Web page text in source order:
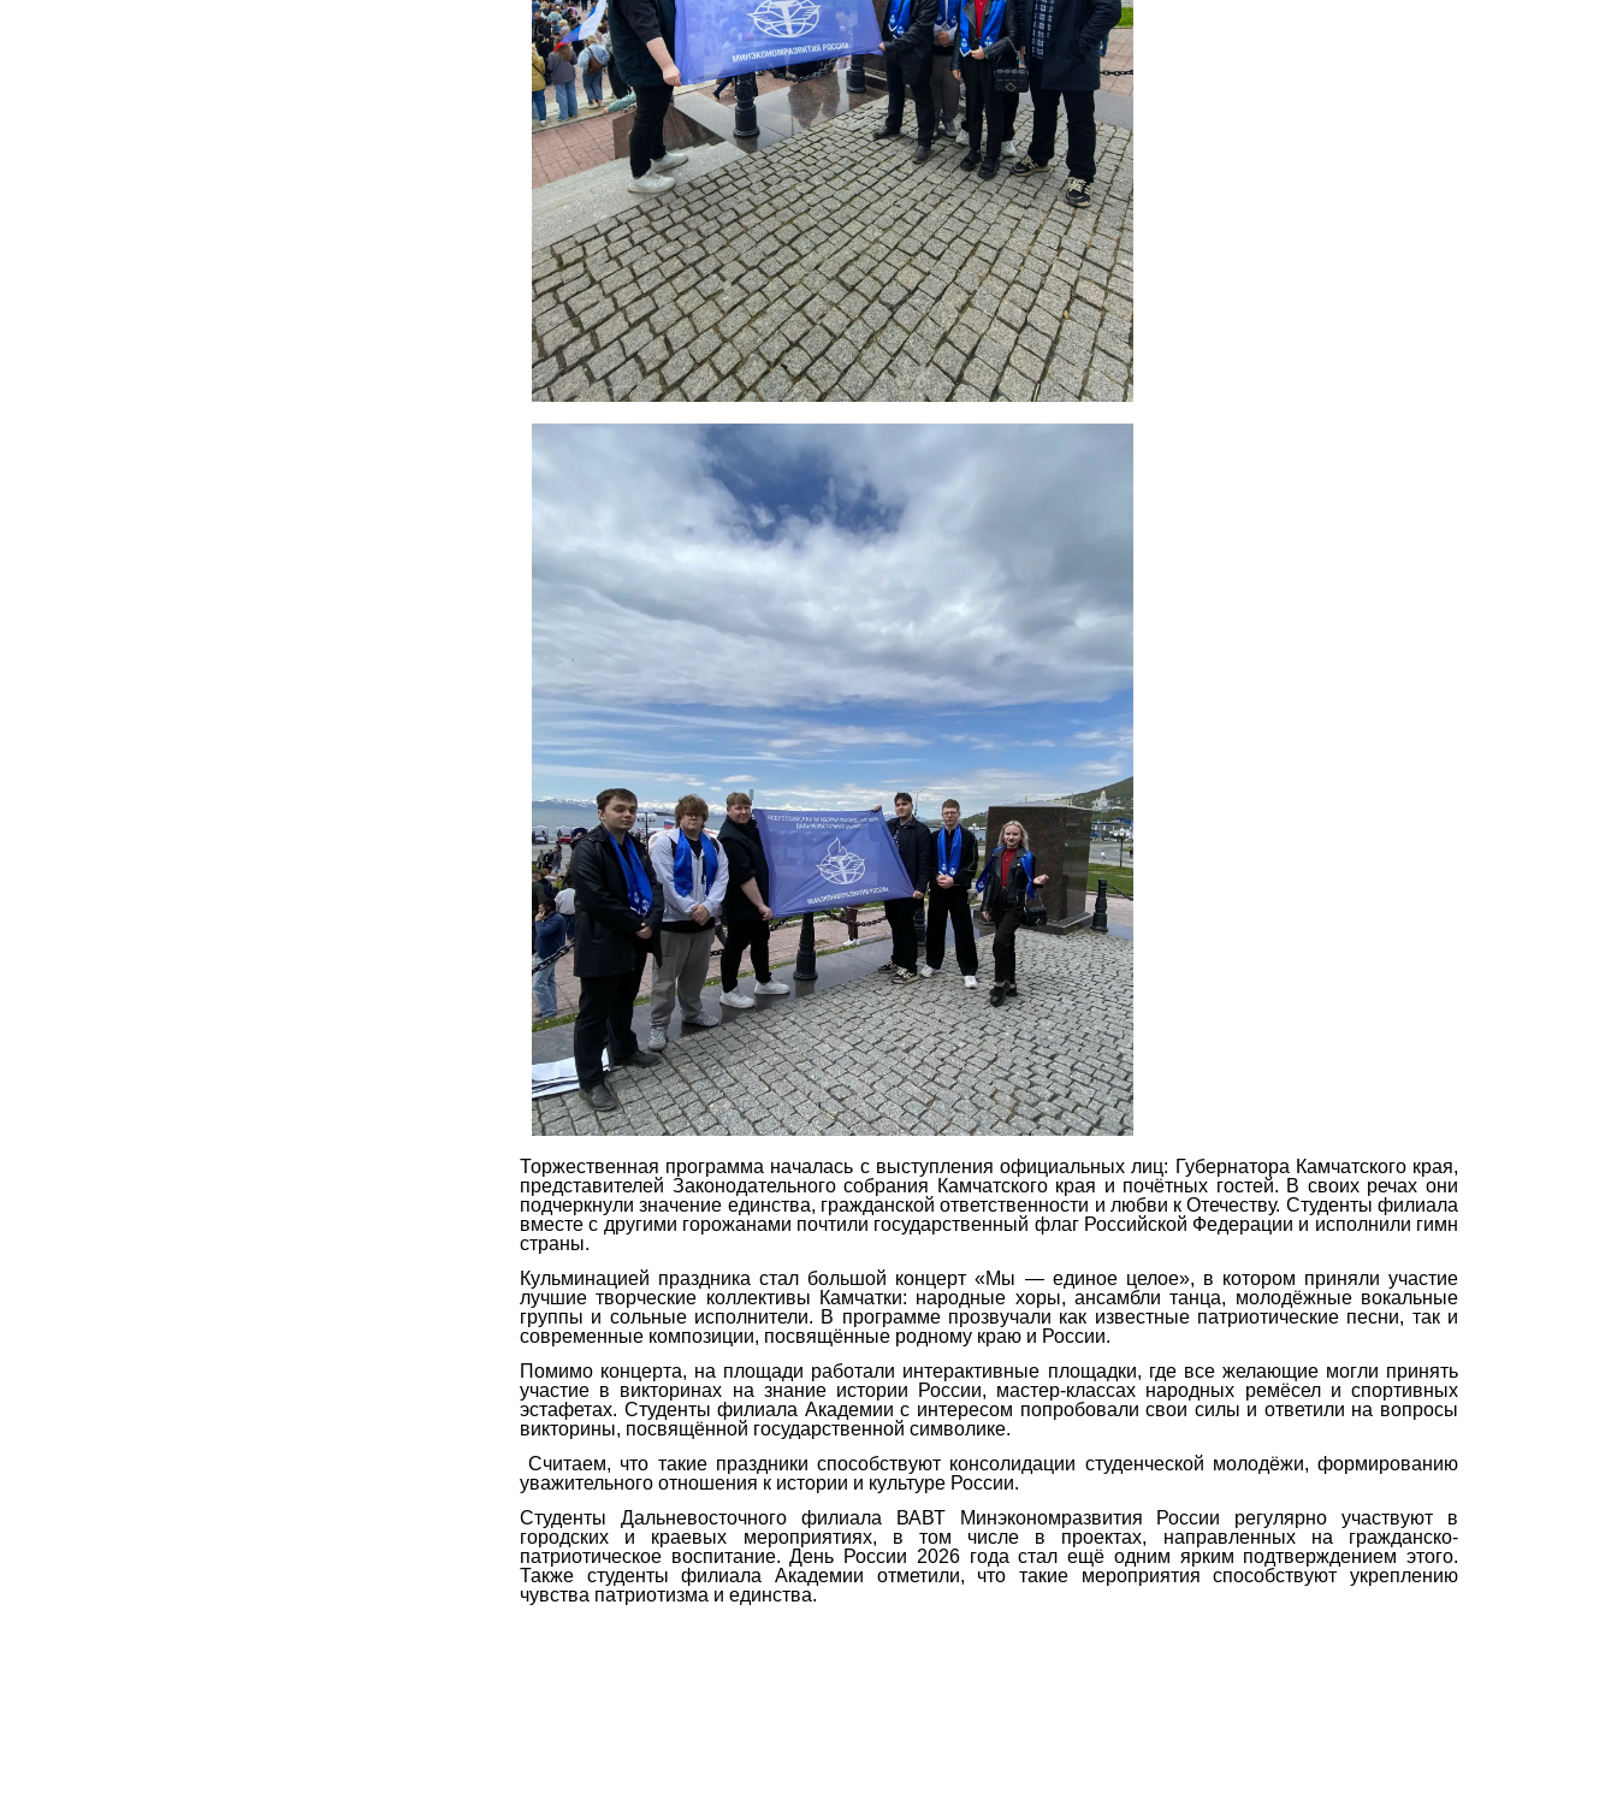
Торжественная программа началась с выступления официальных лиц: Губернатора Камчатского края,
представителей Законодательного собрания Камчатского края и почётных гостей. В своих речах они
подчеркнули значение единства, гражданской ответственности и любви к Отечеству. Студенты филиала
вместе с другими горожанами почтили государственный флаг Российской Федерации и исполнили гимн
страны.
Кульминацией праздника стал большой концерт «Мы — единое целое», в котором приняли участие
лучшие творческие коллективы Камчатки: народные хоры, ансамбли танца, молодёжные вокальные
группы и сольные исполнители. В программе прозвучали как известные патриотические песни, так и
современные композиции, посвящённые родному краю и России.
Помимо концерта, на площади работали интерактивные площадки, где все желающие могли принять
участие в викторинах на знание истории России, мастер-классах народных ремёсел и спортивных
эстафетах. Студенты филиала Академии с интересом попробовали свои силы и ответили на вопросы
викторины, посвящённой государственной символике.
Считаем, что такие праздники способствуют консолидации студенческой молодёжи, формированию
уважительного отношения к истории и культуре России.
Студенты Дальневосточного филиала ВАВТ Минэкономразвития России регулярно участвуют в
городских и краевых мероприятиях, в том числе в проектах, направленных на гражданско-
патриотическое воспитание. День России 2026 года стал ещё одним ярким подтверждением этого.
Также студенты филиала Академии отметили, что такие мероприятия способствуют укреплению
чувства патриотизма и единства.